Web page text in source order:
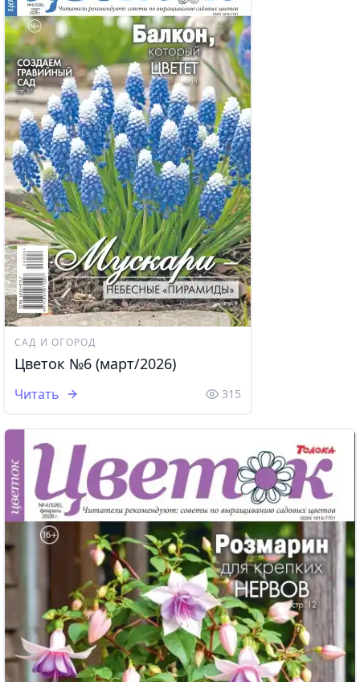
САД И ОГОРОД
Цветок №6 (март/2026)
Читать 315